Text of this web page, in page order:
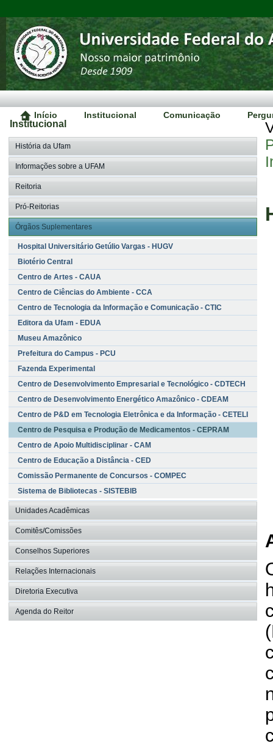
Início Institucional Comunicação
Institucional
História da Ufam
Informações sobre a UFAM
Reitoria
Pró-Reitorias
Órgãos Suplementares
Hospital Universitário Getúlio Vargas - HUGV
Biotério Central
Centro de Artes - CAUA
Centro de Ciências do Ambiente - CCA
Centro de Tecnologia da Informação e Comunicação - CTIC
Editora da Ufam - EDUA
Museu Amazônico
Prefeitura do Campus - PCU
Fazenda Experimental
Centro de Desenvolvimento Empresarial e Tecnológico - CDTECH
Centro de Desenvolvimento Energético Amazônico - CDEAM
Centro de P&D em Tecnologia Eletrônica e da Informação - CETELI
Centro de Pesquisa e Produção de Medicamentos - CEPRAM
Centro de Apoio Multidisciplinar - CAM
Centro de Educação a Distância - CED
Comissão Permanente de Concursos - COMPEC
Sistema de Bibliotecas - SISTEBIB
Unidades Acadêmicas
Comitês/Comissões
Conselhos Superiores
Relações Internacionais
Diretoria Executiva
Agenda do Reitor